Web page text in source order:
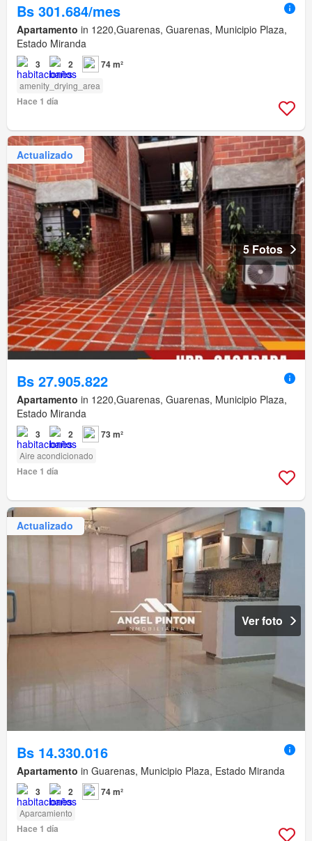
Bs 301.684/mes
Apartamento in 1220,Guarenas, Guarenas, Municipio Plaza,
Estado Miranda
3 2 74 m²
amenity_drying_area
Hace 1 día
Actualizado
5 Fotos
Bs 27.905.822
Apartamento in 1220,Guarenas, Guarenas, Municipio Plaza,
Estado Miranda
3 2 73 m²
Aire acondicionado
Hace 1 día
Actualizado
Ver foto
Bs 14.330.016
Apartamento in Guarenas, Municipio Plaza, Estado Miranda
3 2 74 m²
Aparcamiento
Hace 1 día